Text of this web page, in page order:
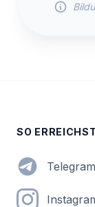
SO
Telegram